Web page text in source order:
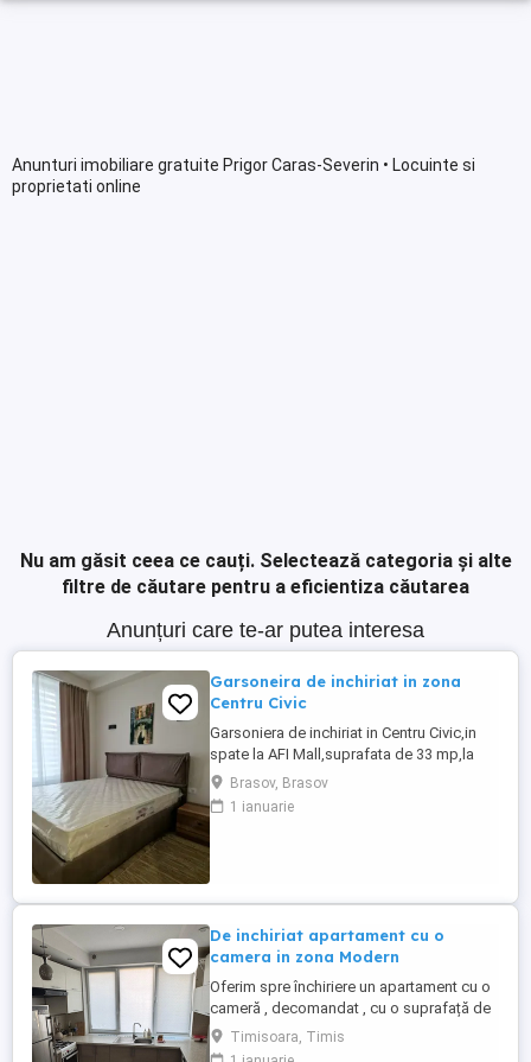
Anunturi imobiliare gratuite Prigor Caras-Severin • Locuinte si
proprietati online
Nu am găsit ceea ce cauți. Selectează categoria și alte
filtre de căutare pentru a eficientiza căutarea
Anunțuri care te-ar putea interesa
Garsoneira de inchiriat in zona
Centru Civic
Garsoniera de inchiriat in Centru Civic,in
spate la AFI Mall,suprafata de 33 mp,la
etajul 1 din 6,cu toate utilitatile incluse. In
proximitatea sa se afla mijloacele de
transport in comun, centre comerciale,
Brasov, Brasov
1 ianuarie
De inchiriat apartament cu o
camera in zona Modern
Oferim spre închiriere un apartament cu o
cameră , decomandat , cu o suprafață de
29 de mp situat la etajul 2 din 4!
Apartamentul este mobilat și utilat
Timisoara, Timis